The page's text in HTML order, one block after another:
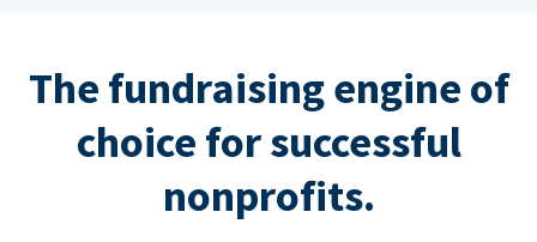
The fundraising engine of
choice for successful
nonprofits.